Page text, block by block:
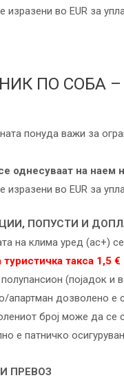
изразени во EUR за
ПО СОБА
понуда важи за
однесуваат на наем
изразени во EUR за
ПОПУСТИ И
на клима уред (ac+)
такса 1,5
(појадок и
апартман дозволено е
број може да се
е патничко
ПРЕВОЗ